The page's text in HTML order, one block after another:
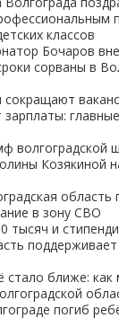
классов
Бочаров
сорваны в
сокращают
волгоградской
Козякиной
область
в зону СВО
тысяч и
стало ближе: как
погиб